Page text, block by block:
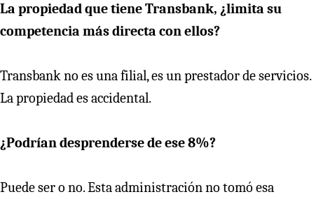
La propiedad que tiene Transbank, ¿limita su
competencia más directa con ellos?
Transbank no es una filial, es un prestador de servicios.
La propiedad es accidental.
¿Podrían desprenderse de ese 8%?
Puede ser o no. Esta administración no tomó esa